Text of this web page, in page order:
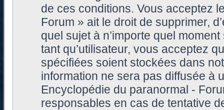
de ces conditions. Vous acceptez
Forum » ait le droit de supprimer,
quel sujet à n’importe quel
tant qu’utilisateur, vous acceptez
spécifiées soient stockées dans
information ne sera pas diffusée à
Encyclopédie du paranormal -
responsables en cas de tentative